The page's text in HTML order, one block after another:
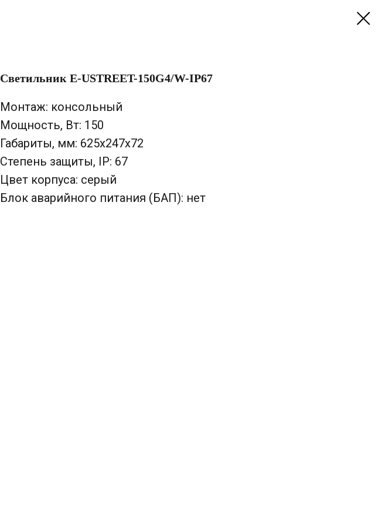
Светильник E-USTREET-150G4/W-IP67
Монтаж: консольный
Мощность, Вт: 150
Габариты, мм: 625х247х72
Степень защиты, IP: 67
Цвет корпуса: серый
Блок аварийного питания (БАП): нет